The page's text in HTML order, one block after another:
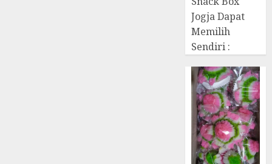
Jogja Dapat
Memilih
Sendiri :